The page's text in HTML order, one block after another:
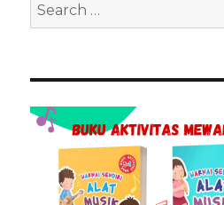
for: